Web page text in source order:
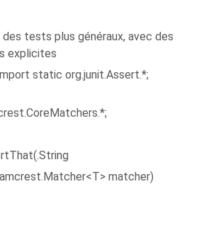
tests plus généraux, avec des
explicites
static org.junit.Assert.*;
matcher)